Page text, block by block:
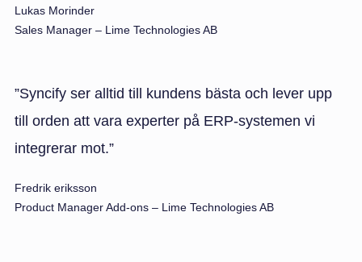
Lukas Morinder
Sales Manager – Lime Technologies AB
”Syncify ser alltid till kundens bästa och lever upp
till orden att vara experter på ERP-systemen vi
integrerar mot.”
Fredrik eriksson
Product Manager Add-ons – Lime Technologies AB